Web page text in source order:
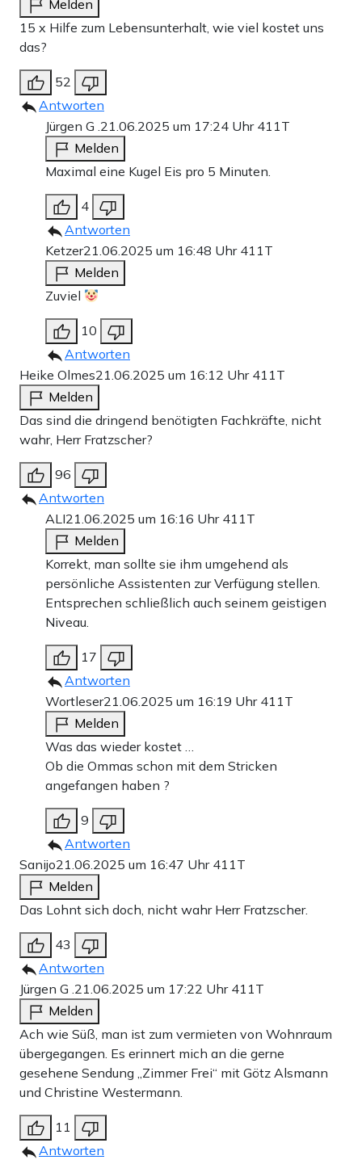
Melden
15 x Hilfe zum Lebensunterhalt, wie viel kostet uns
das?
52
Antworten
Jürgen G .21.06.2025 um 17:24 Uhr 411T
Melden
Maximal eine Kugel Eis pro 5 Minuten.
4
Antworten
Ketzer21.06.2025 um 16:48 Uhr 411T
Melden
Zuviel
10
Antworten
Heike Olmes21.06.2025 um 16:12 Uhr 411T
Melden
Das sind die dringend benötigten Fachkräfte, nicht
wahr, Herr Fratzscher?
96
Antworten
ALI21.06.2025 um 16:16 Uhr 411T
Melden
Korrekt, man sollte sie ihm umgehend als
persönliche Assistenten zur Verfügung stellen.
Entsprechen schließlich auch seinem geistigen
Niveau.
17
Antworten
Wortleser21.06.2025 um 16:19 Uhr 411T
Melden
Was das wieder kostet …
Ob die Ommas schon mit dem Stricken
angefangen haben ?
9
Antworten
Sanijo21.06.2025 um 16:47 Uhr 411T
Melden
Das Lohnt sich doch, nicht wahr Herr Fratzscher.
43
Antworten
Jürgen G .21.06.2025 um 17:22 Uhr 411T
Melden
Ach wie Süß, man ist zum vermieten von Wohnraum
übergegangen. Es erinnert mich an die gerne
gesehene Sendung „Zimmer Frei“ mit Götz Alsmann
und Christine Westermann.
11
Antworten